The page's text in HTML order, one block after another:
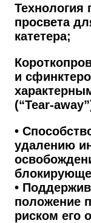
Технология
просвета
катетера;
и
(“Tear-
•
удалению
•
положение
риском его